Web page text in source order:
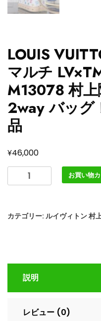
LOUIS
マルチ
M13078 村
2way バッグ
品
¥46,000
LOUIS
VUITTON
グ
ル
LV×TM
お買い物
カテゴリー: ルイヴィトン 村
説明
レビュー (0)